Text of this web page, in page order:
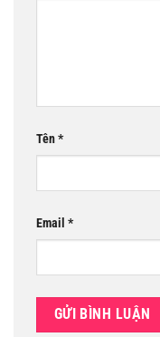
Tên*
Email *